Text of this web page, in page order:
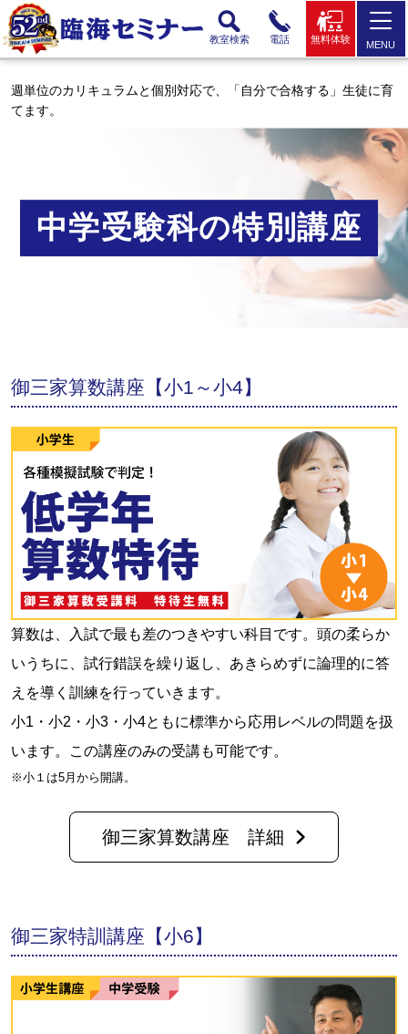
教室検索 電話 無料体験 MENU
週単位のカリキュラムと個別対応で、「自分で合格する」生徒に育
てます。
中学受験科の特別講座
御三家算数講座【小1～小4】
算数は、入試で最も差のつきやすい科目です。頭の柔らか
いうちに、試行錯誤を繰り返し、あきらめずに論理的に答
えを導く訓練を行っていきます。
小1・小2・小3・小4ともに標準から応用レベルの問題を扱
います。この講座のみの受講も可能です。
※小１は5月から開講。
御三家算数講座 詳細
御三家特訓講座【小6】